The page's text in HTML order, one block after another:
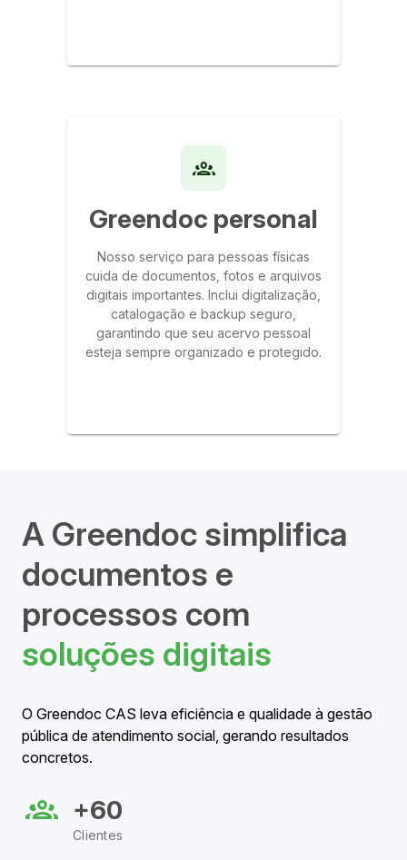
Greendoc personal
Nosso serviço para pessoas físicas
cuida de documentos, fotos e arquivos
digitais importantes. Inclui digitalização,
catalogação e backup seguro,
garantindo que seu acervo pessoal
esteja sempre organizado e protegido.
A Greendoc simplifica
documentos e
processos com
soluções digitais
O Greendoc CAS leva eficiência e qualidade à gestão
pública de atendimento social, gerando resultados
concretos.
+60
Clientes